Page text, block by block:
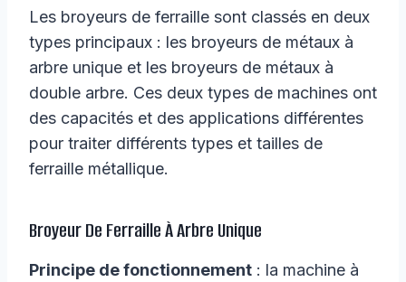
Les broyeurs de ferraille sont classés en deux
types principaux : les broyeurs de métaux à
arbre unique et les broyeurs de métaux à
double arbre. Ces deux types de machines ont
des capacités et des applications différentes
pour traiter différents types et tailles de
ferraille métallique.
Broyeur De Ferraille À Arbre Unique
Principe de fonctionnement : la machine à